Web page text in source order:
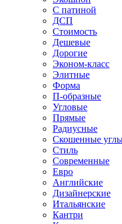
С патиной
ДСП
Стоимость
Дешевые
Дорогие
Эконом-класс
Элитные
Форма
П-образные
Угловые
Прямые
Радиусные
Скошенные
Стиль
Современные
Евро
Английские
Дизайнерские
Итальянские
Кантри